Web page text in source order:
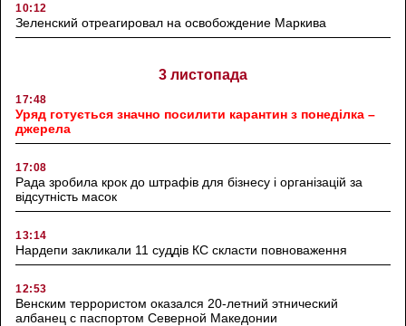
10:12
Зеленский отреагировал на освобождение Маркива
3 листопада
17:48
Уряд готується значно посилити карантин з понеділка –
джерела
17:08
Рада зробила крок до штрафів для бізнесу і організацій за
відсутність масок
13:14
Нардепи закликали 11 суддів КС скласти повноваження
12:53
Венским террористом оказался 20-летний этнический
албанец с паспортом Северной Македонии